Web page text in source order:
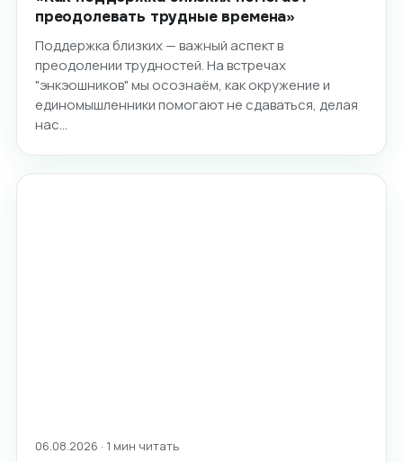
преодолевать трудные времена»
Поддержка близких — важный аспект в
преодолении трудностей. На встречах
"энкэошников" мы осознаём, как окружение и
единомышленники помогают не сдаваться, делая
нас…
06.08.2026 · 1 мин читать